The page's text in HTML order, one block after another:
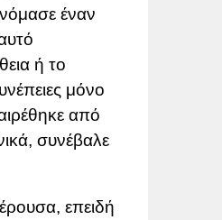
έναν
ή το
μόνο
από
συνέβαλε
επειδή